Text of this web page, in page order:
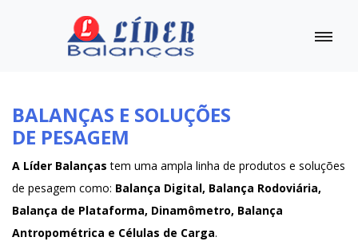
BALANÇAS E SOLUÇÕES
DE PESAGEM
A Líder Balanças tem uma ampla linha de produtos e soluções
de pesagem como: Balança Digital, Balança Rodoviária,
Balança de Plataforma, Dinamômetro, Balança
Antropométrica e Células de Carga.